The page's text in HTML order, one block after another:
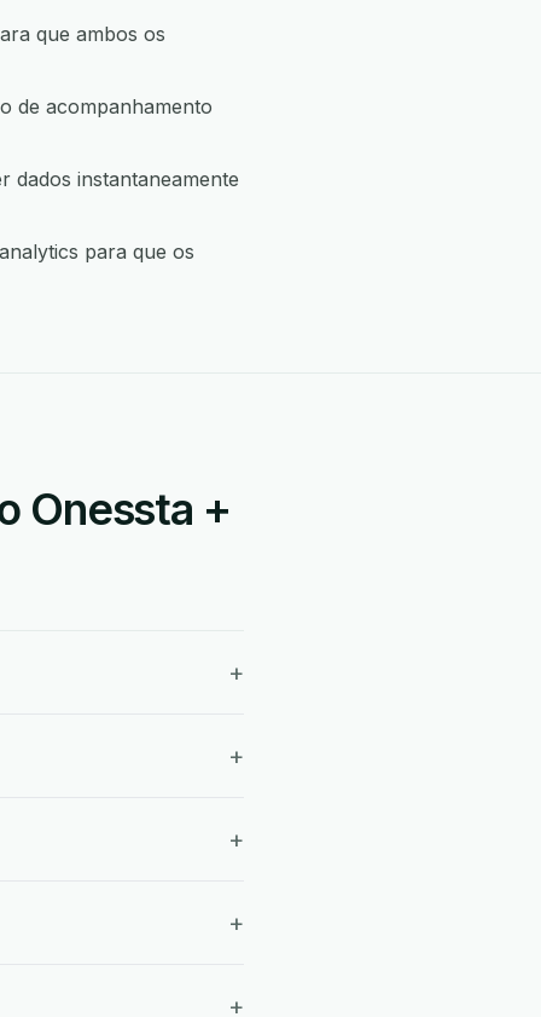
que ambos os
de acompanhamento
dados instantaneamente
para que os
Onessta +
+
+
+
+
+